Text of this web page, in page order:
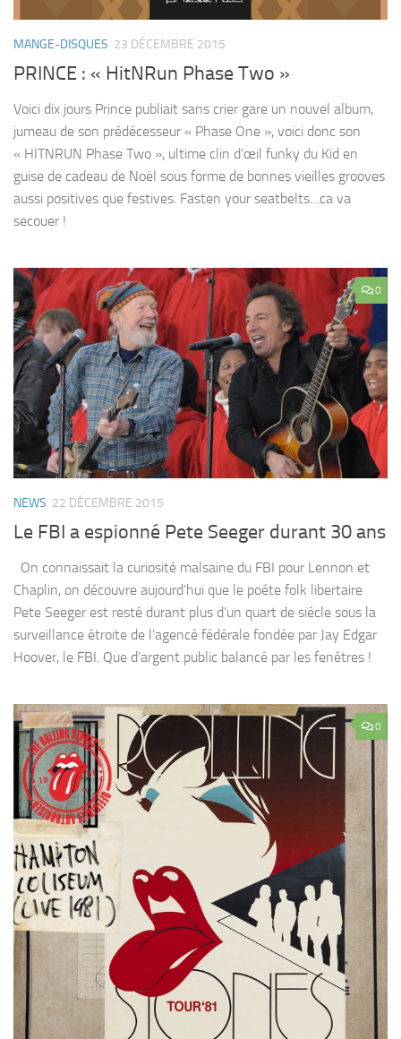
MANGE-DISQUES 23 DÉCEMBRE 2015
PRINCE : « HitNRun Phase Two »
Voici dix jours Prince publiait sans crier gare un nouvel album,
jumeau de son prédécesseur « Phase One », voici donc son
« HITNRUN Phase Two », ultime clin d’œil funky du Kid en
guise de cadeau de Noël sous forme de bonnes vieilles grooves
aussi positives que festives. Fasten your seatbelts…ca va
secouer !
0
NEWS 22 DÉCEMBRE 2015
Le FBI a espionné Pete Seeger durant 30 ans
On connaissait la curiosité malsaine du FBI pour Lennon et
Chaplin, on découvre aujourd’hui que le poéte folk libertaire
Pete Seeger est resté durant plus d’un quart de siécle sous la
surveillance étroite de l’agencé fédérale fondée par Jay Edgar
Hoover, le FBI. Que d’argent public balancé par les fenêtres !
0